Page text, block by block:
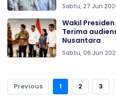
Sabtu, 27 Jun
Wakil
Terima
Nusantara
Sabtu, 06 Jun
Previous 1 2 3